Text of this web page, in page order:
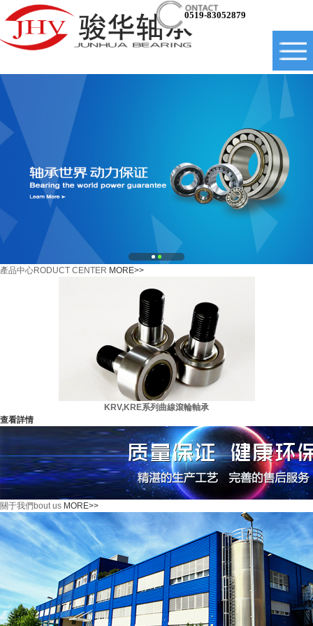
0519-83052879
產品中心RODUCT CENTER MORE>>
KRV,KRE系列曲線滾輪軸承
查看詳情
關于我們bout us MORE>>